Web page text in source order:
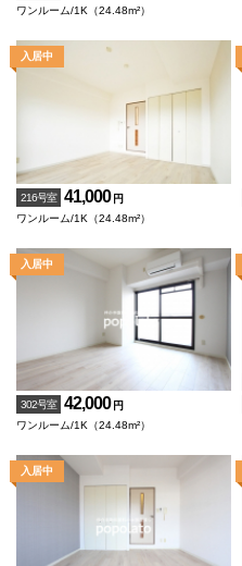
ワンルーム/1K（24.48m²）
216号室 41,000 円
ワンルーム/1K（24.48m²）
302号室 42,000 円
ワンルーム/1K（24.48m²）